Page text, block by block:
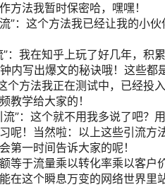
方法我暂时保密哈，嘿嘿！
”：这个方法我已经让我的小
”：我在知乎上玩了好几年，
内写出爆文的秘诀哦！这些都
个方法我正在测试中，已经
教学给大家的！
流”：这个就不用我多说了吧
呢！当然啦：以上这些引流
第一时间告诉大家的呢！
等于流量乘以转化率乘以客
在这个瞬息万变的网络世界里